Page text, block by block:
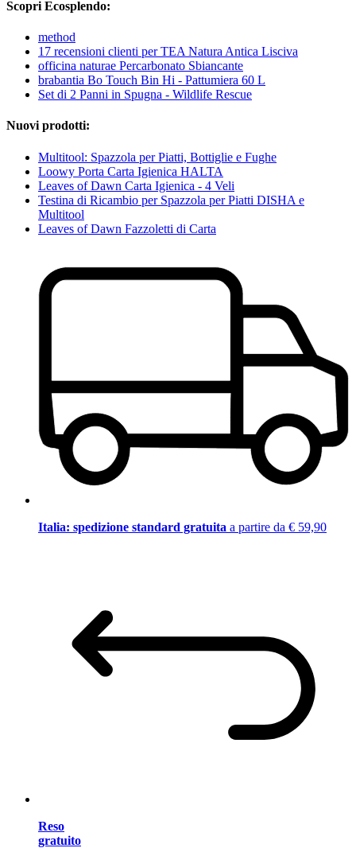
Scopri Ecosplendo:
method
17 recensioni clienti per TEA Natura Antica Lisciva
officina naturae Percarbonato Sbiancante
brabantia Bo Touch Bin Hi - Pattumiera 60 L
Set di 2 Panni in Spugna - Wildlife Rescue
Nuovi prodotti:
Multitool: Spazzola per Piatti, Bottiglie e Fughe
Loowy Porta Carta Igienica HALTA
Leaves of Dawn Carta Igienica - 4 Veli
Testina di Ricambio per Spazzola per Piatti DISHA e
Multitool
Leaves of Dawn Fazzoletti di Carta
Italia: spedizione standard gratuita a partire da € 59,90
Reso
gratuito